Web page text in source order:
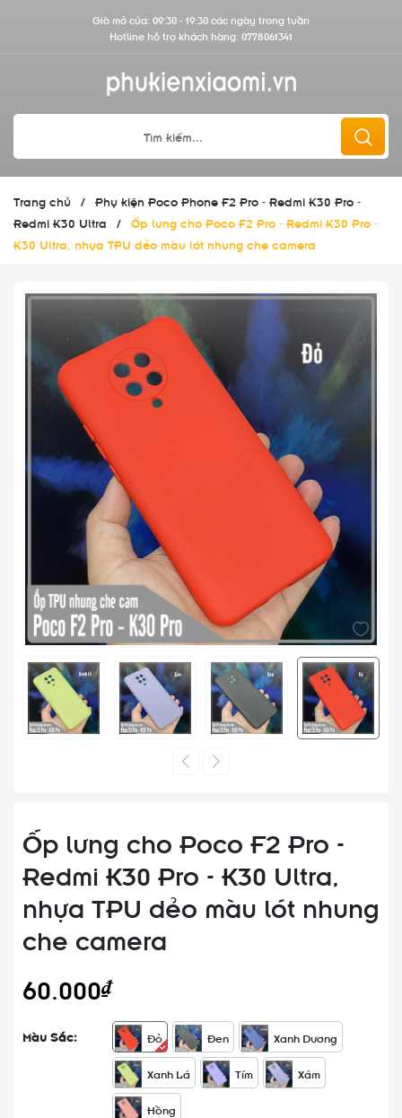
Giờ mở cửa: 09:30 - 19:30 các ngày trong tuần
Hotline hỗ trợ khách hàng: 0778061341
Trang chủ / Phụ kiện Poco Phone F2 Pro - Redmi K30 Pro -
Redmi K30 Ultra
/ Ốp lưng cho Poco F2 Pro - Redmi K30 Pro -
K30 Ultra, nhựa TPU dẻo màu lót nhung che camera
Ốp lưng cho Poco F2 Pro -
Redmi K30 Pro - K30 Ultra,
nhựa TPU dẻo màu lót nhung
che camera
60.000₫
Màu Sắc: Đỏ Đen Xanh Dương
Xanh Lá Tím Xám
Hồng